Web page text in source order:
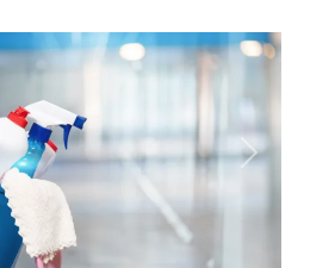
Prochaine